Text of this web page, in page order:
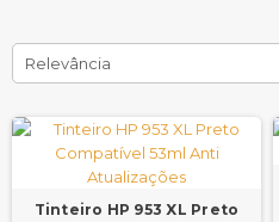
Relevância
Tinteiro HP 953 XL Preto